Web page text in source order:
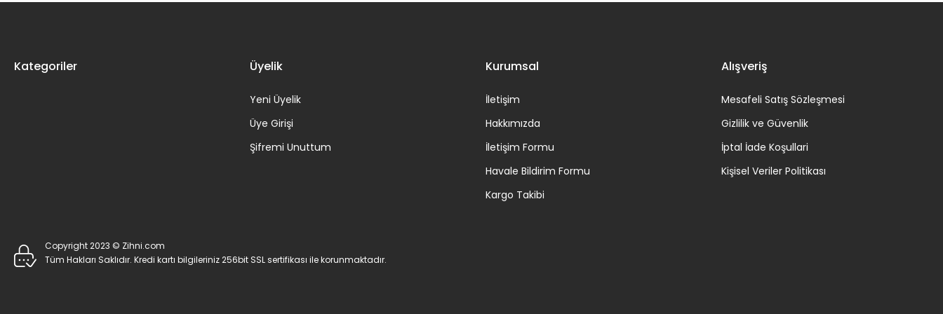
Kategoriler Üyelik
Yeni Üyelik
Üye Girişi
Şifremi Unuttum
Kurumsal
İletişim
Hakkımızda
İletişim Formu
Havale Bildirim Formu
Kargo Takibi
Alışveriş
Mesafeli Satış Sözleşmesi
Gizlilik ve Güvenlik
İptal İade Koşullari
Kişisel Veriler Politikası
Copyright 2023 © Zihni.com
Tüm Hakları Saklıdır. Kredi kartı bilgileriniz 256bit SSL sertifikası ile korunmaktadır.